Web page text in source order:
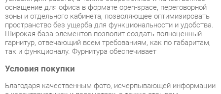
так и функционалу. Фурнитура обеспечивает
Условия покупки
Благодаря качественным фото, исчерпывающей информации
о характеристиках и параметрах, а также отзывам
покупателей маркетплэйса «Твой Зал Екатеринбург» купить
товар «Комплект мебели для переговорной POINTEX Tess
Metal TES04 Орех» категории Готовые комплекты
со скидкой и гарантией от производителя не составит труда.